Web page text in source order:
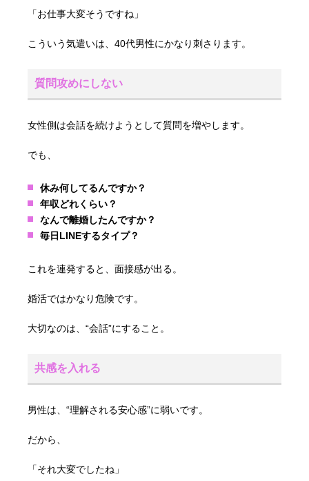
「お仕事大変そうですね」
こういう気遣いは、40代男性にかなり刺さります。
質問攻めにしない
女性側は会話を続けようとして質問を増やします。
でも、
休み何してるんですか？
年収どれくらい？
なんで離婚したんですか？
毎日LINEするタイプ？
これを連発すると、面接感が出る。
婚活ではかなり危険です。
大切なのは、“会話”にすること。
共感を入れる
男性は、“理解される安心感”に弱いです。
だから、
「それ大変でしたね」